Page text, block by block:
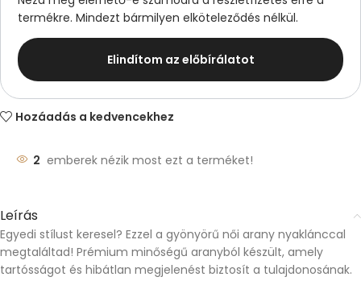
termékre. Mindezt bármilyen elköteleződés nélkül.
Elindítom az előbírálatot
Hozáadás a kedvencekhez
2 emberek nézik most ezt a terméket!
Leírás
Egyedi stílust keresel? Ezzel a gyönyörű női arany nyaklánccal
megtaláltad! Prémium minőségű aranyból készült, amely
tartósságot és hibátlan megjelenést biztosít a tulajdonosának.